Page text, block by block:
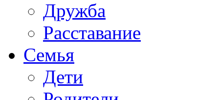
Дружба
Расставание
Семья
Дети